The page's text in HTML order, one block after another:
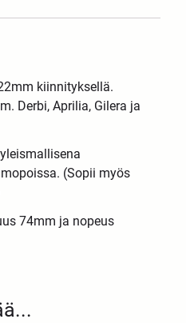
kiinnityksellä.
Derbi, Aprilia, Gilera ja
(Sopii myös
74mm ja nopeus